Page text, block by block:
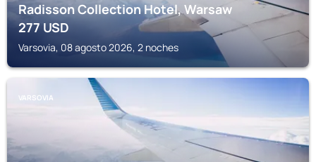
Radisson Collection Hotel, Warsaw
277USD
Varsovia, 08 agosto 2026, 2 noches
VARSOVIA